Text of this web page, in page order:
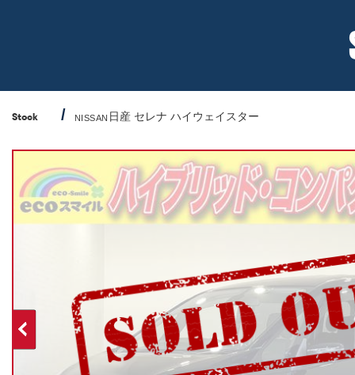
Stock NISSAN 日産 セレナ ハイウェイスター